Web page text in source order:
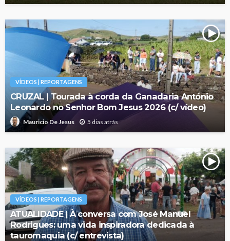
VÍDEOS | REPORTAGENS
CRUZAL | Tourada à corda da Ganadaria António
Leonardo no Senhor Bom Jesus 2026 (c/ vídeo)
Mauricio De Jesus 5 dias atrás
VÍDEOS | REPORTAGENS
ATUALIDADE | À conversa com José Manuel
Rodrigues: uma vida inspiradora dedicada à
tauromaquia (c/ entrevista)